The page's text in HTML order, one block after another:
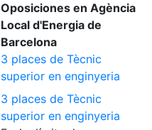
Oposiciones en Agència
Local d'Energia de
Barcelona
3 places de Tècnic
superior en enginyeria
3 places de Tècnic
superior en enginyeria